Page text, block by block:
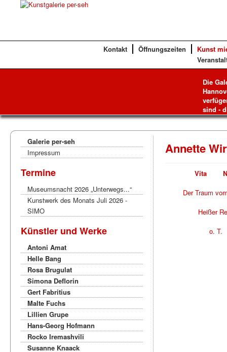
Kontakt Öffnungszeiten
Kunst
Die
sind -
Galerie per-seh
Impressum
Termine
Museumsnacht 2026 „Unterwegs...“
Kunstwerk des Monats Juli 2026 -
SIMO
Künstler und Werke
Antoni Amat
Helle Bang
Rosa Brugulat
Simona Deflorin
Gert Fabritius
Malte Fuchs
Lillien Grupe
Hans-Georg Hofmann
Rocko Iremashvili
Susanne Knaack
Annette
Vita
Der Traum
Heißer
o. T.